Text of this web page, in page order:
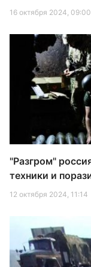
16 октября 2024, 09:00
"Разгром"
техники и
12 октября 2024, 11:14